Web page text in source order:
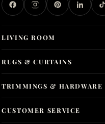
LIVING ROOM
RUGS & CURTAINS
TRIMMINGS & HARDWARE
CUSTOMER SERVICE